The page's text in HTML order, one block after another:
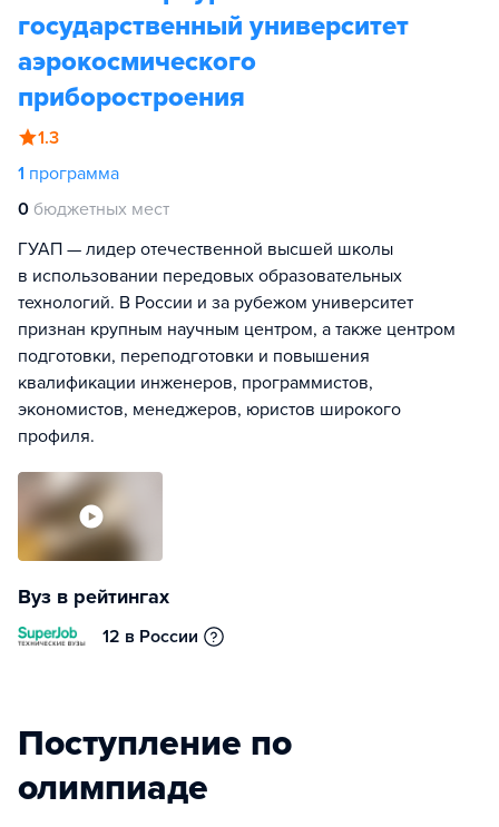
государственный университет
аэрокосмического
приборостроения
1.3
1 программа
0 бюджетных мест
ГУАП — лидер отечественной высшей школы
в использовании передовых образовательных
технологий. В России и за рубежом университет
признан крупным научным центром, а также центром
подготовки, переподготовки и повышения
квалификации инженеров, программистов,
экономистов, менеджеров, юристов широкого
профиля.
Вуз в рейтингах
12 в России
Поступление по
олимпиаде